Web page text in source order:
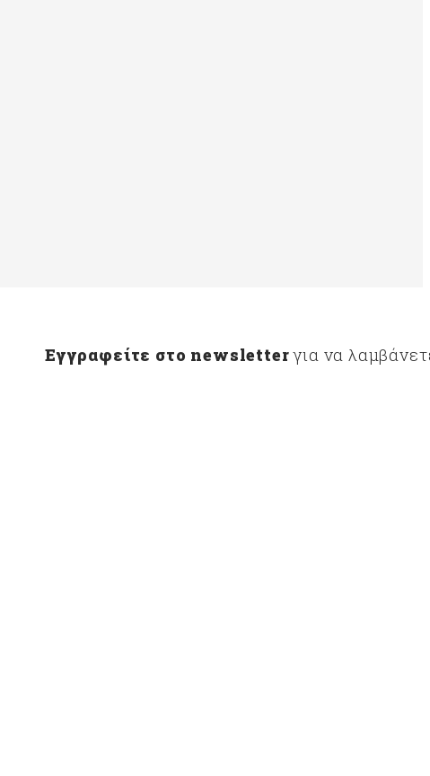
Εγγραφείτε στο newsletterγια να